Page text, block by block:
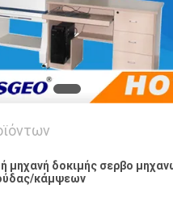
μηχανή δοκιμής σερβο
κάμψεων